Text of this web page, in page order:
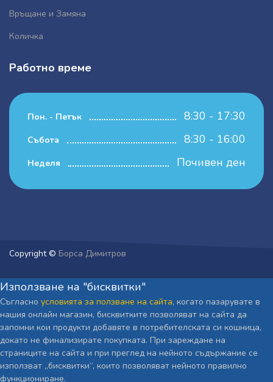
Връщане и Замяна
Количка
Работно време
Пон. - Петък 8:30 - 17:30
Събота 8:30 - 16:00
Неделя Почивен ден
Copyright © Борса Димитров
Използване на "бисквитки"
Съгласно условията за ползване на сайта, когато пазарувате в
нашия онлайн магазин, бисквитките позволяват на сайта да
запомни кои продукти добавяте в потребителската си кошница,
докато не финализирате покупката. При зареждане на
страниците на сайта и при преглед на нейното съдържание се
използват „бисквитки“, които позволяват нейното правилно
функциониране.